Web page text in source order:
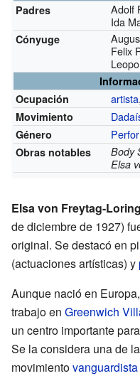
Padres
Adolf
Ida
Cónyuge
Felix
Ocupación
artista
Movimiento
Género
Obras notables
Body
Elsa
Elsa von Freytag-
de diciembre de 1927)
original. Se destacó en
(actuaciones artísticas) y
Aunque nació en
trabajo en Greenwich
un centro importante
Se la considera una de
movimientovanguardista